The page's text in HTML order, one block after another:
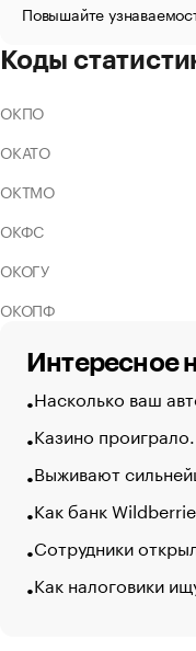
Повышайте
Коды
ОКПО
ОКАТО
ОКТМО
ОКФС
ОКОГУ
ОКОПФ
Интересное
Насколько ваш
Казино
Выживают
Как банк
Сотрудники
Как налоговики